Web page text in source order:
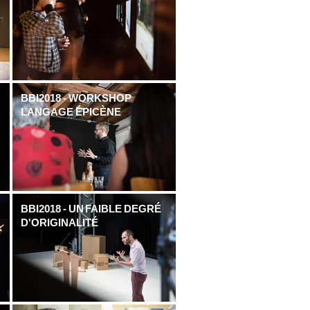
BBI2018 - WORKSHOP
LANGAGE ÉPICÈNE
BBI2018 - UN FAIBLE DEGRÉ
D'ORIGINALITÉ